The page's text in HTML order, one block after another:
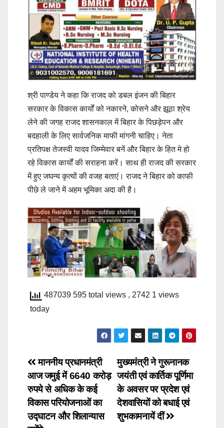
श्री पाण्डेय ने कहा कि राजद को डबल इंजन की बिहार
सरकार के विकास कार्यों को नकारने, कोसने और झूठा श्रेय
लेने की जगह राजद शासनकाल में बिहार के पिछड़ेपन और
बदहाली के लिए सार्वजनिक माफी मांगनी चाहिए। नेता
प्रतिपक्ष तेजस्वी यादव जिम्मेवार बनें और बिहार के हित मे हो
रहे विकास कार्यों की सराहना करें। साथ ही राजद की सरकार
में हुए जघन्य कृत्यों की वजह बताएं। राजद ने बिहार को काफी
पीछे ले जाने में अहम भूमिका अदा की है।
487039 595 total views , 2742 1 views
today
Post
navigation
मुख्यमंत्री ने गुरूनानक
जयंती एवं कार्तिक पूर्णिमा
के अवसर पर प्रदेश एवं
देशवासियों को बधाई एवं
शुभकामनायें दीं
माननीय प्रधानमंत्री
आज जमुई में 6640 करोड़
रुपये से अधिक के कई
विकास परियोजनाओं का
उद्घाटन और शिलान्यास